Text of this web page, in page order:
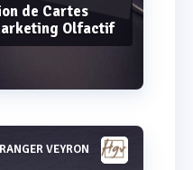
de Cartes
Olfactif
VEYRON